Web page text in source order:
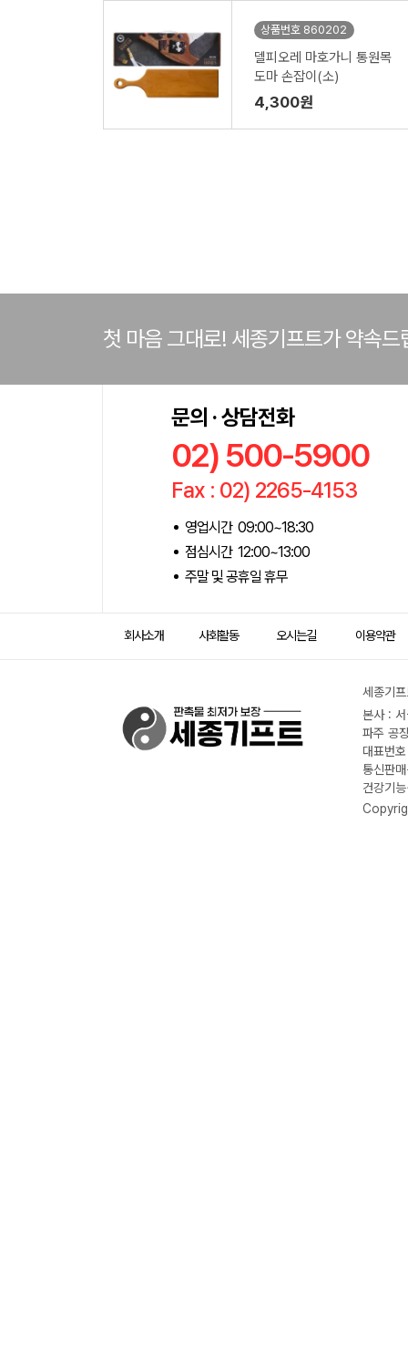
상품번호 860202
델피오레 마호가니 통원목
도마 손잡이(소)
4,300원
첫 마음 그대로! 세종기프트가 약속드
문의 · 상담전화
02) 500-5900
Fax : 02) 2265-4153
영업시간 09:00~18:30
점심시간 12:00~13:00
주말 및 공휴일 휴무
회사소개 사회활동 오시는길 이용약관
세종기
본사 :
파주 공
대표번
통신판
건강기